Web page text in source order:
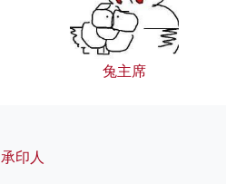
兔主席
承印人